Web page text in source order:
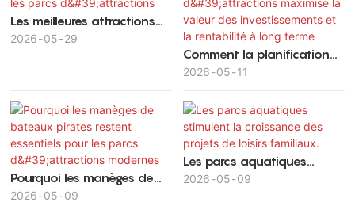
Les meilleures attractions
familiales pour enfants
2026 05 29
Comment la planification
stratégique des parcs
valeur des investissements
et la rentabilité à long
terme
2026 05 11
Pourquoi les manèges de
bateaux pirates restent
2026 05 09
Les parcs aquatiques
stimulent la croissance des
2026 05 09